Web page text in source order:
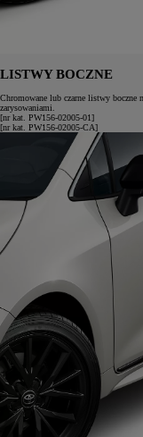
LISTWY BOCZNE
Chromowane lub czarne listwy boczne
zarysowaniami.
[nr kat. PW156-02005-01]
[nr kat. PW156-02005-CA]